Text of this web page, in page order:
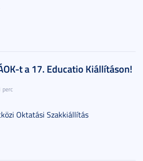
t a 17. Educatio Kiállításon!
perc
Oktatási Szakkiállítás